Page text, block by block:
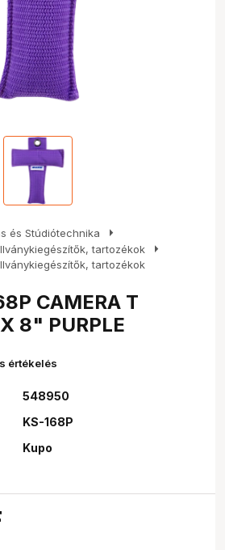
és Stúdiótechnika arrow_right
tartozékok arrow_right
tartozékok
CAMERA T
8" PURPLE
értékelés
548950
KS-168P
Kupo